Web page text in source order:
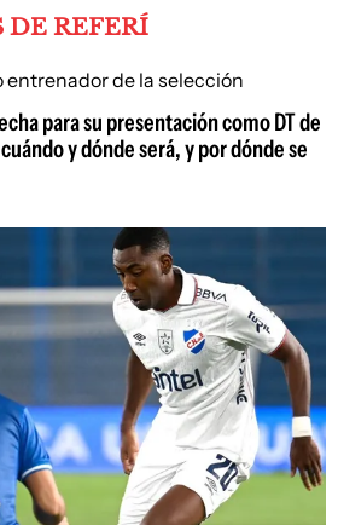
REFERÍ
para su presentación como DT de
y dónde será, y por dónde se